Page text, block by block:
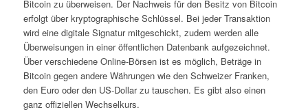
Bitcoin zu überweisen. Der Nachweis für den Besitz von Bitcoin
erfolgt über kryptographische Schlüssel. Bei jeder Transaktion
wird eine digitale Signatur mitgeschickt, zudem werden alle
Überweisungen in einer öffentlichen Datenbank aufgezeichnet.
Über verschiedene Online-Börsen ist es möglich, Beträge in
Bitcoin gegen andere Währungen wie den Schweizer Franken,
den Euro oder den US-Dollar zu tauschen. Es gibt also einen
ganz offiziellen Wechselkurs.